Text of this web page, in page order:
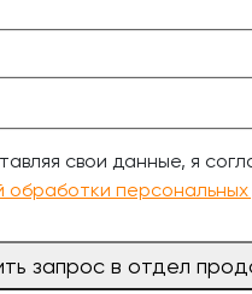
свои данные, я
обработки
запрос в отдел